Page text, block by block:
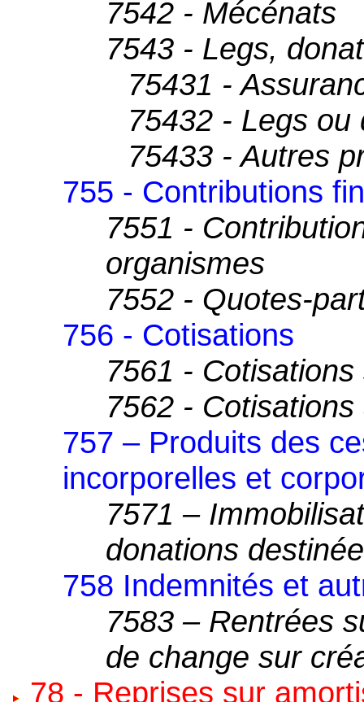
7542 - Mécénats
7543 - Legs,
75431 -
75432 - Legs ou
75433 - Autres
755 - Contributions
7551 -
organismes
7552 - Quotes-
756 - Cotisations
7561 -
7562 -
757 – Produits des
incorporelles et
7571 –
donations
758 Indemnités et
7583 – Rentrées
de change sur
78 - Reprises sur